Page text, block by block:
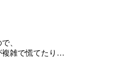
、
複雑で慌てたり…